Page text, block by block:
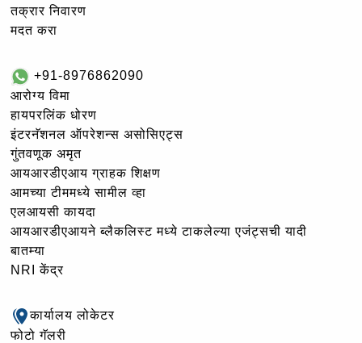
तक्रार निवारण
मदत करा
+91-8976862090
आरोग्य विमा
हायपरलिंक धोरण
इंटरनॅशनल ऑपरेशन्स असोसिएट्स
गुंतवणूक अमृत
आयआरडीएआय ग्राहक शिक्षण
आमच्या टीममध्ये सामील व्हा
एलआयसी कायदा
आयआरडीएआयने ब्लैकलिस्ट मध्ये टाकलेल्या एजंट्सची यादी
बातम्या
NRI केंद्र
कार्यालय लोकेटर
फोटो गॅलरी